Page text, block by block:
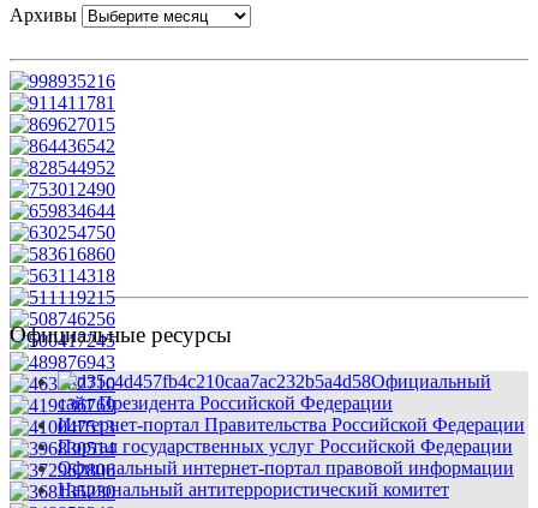
Архивы
Официальные ресурсы
Официальный
сайт Президента Российской Федерации
Интернет-портал Правительства Российской Федерации
Портал государственных услуг Российской Федерации
Официальный интернет-портал правовой информации
Национальный антитеррористический комитет